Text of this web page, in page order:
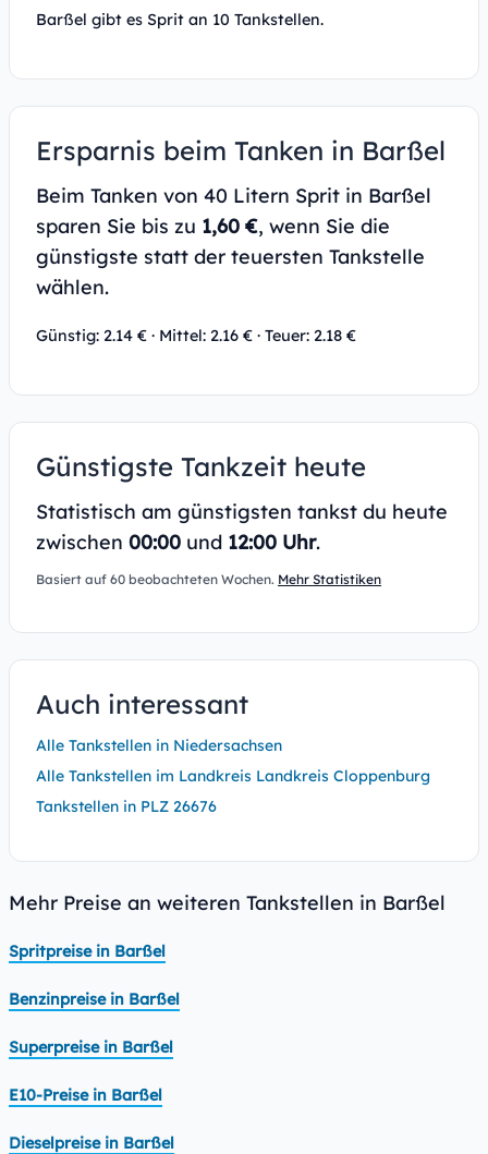
Barßel gibt es Sprit an 10 Tankstellen.
Ersparnis beim Tanken in Barßel
Beim Tanken von 40 Litern Sprit in Barßel
sparen Sie bis zu 1,60 €, wenn Sie die
günstigste statt der teuersten Tankstelle
wählen.
Günstig: 2.14 € · Mittel: 2.16 € · Teuer: 2.18 €
Günstigste Tankzeit heute
Statistisch am günstigsten tankst du heute
zwischen 00:00 und 12:00 Uhr.
Basiert auf 60 beobachteten Wochen. Mehr Statistiken
Auch interessant
Alle Tankstellen in Niedersachsen
Alle Tankstellen im Landkreis Landkreis Cloppenburg
Tankstellen in PLZ 26676
Mehr Preise an weiteren Tankstellen in Barßel
Spritpreise in Barßel
Benzinpreise in Barßel
Superpreise in Barßel
E10-Preise in Barßel
Dieselpreise in Barßel